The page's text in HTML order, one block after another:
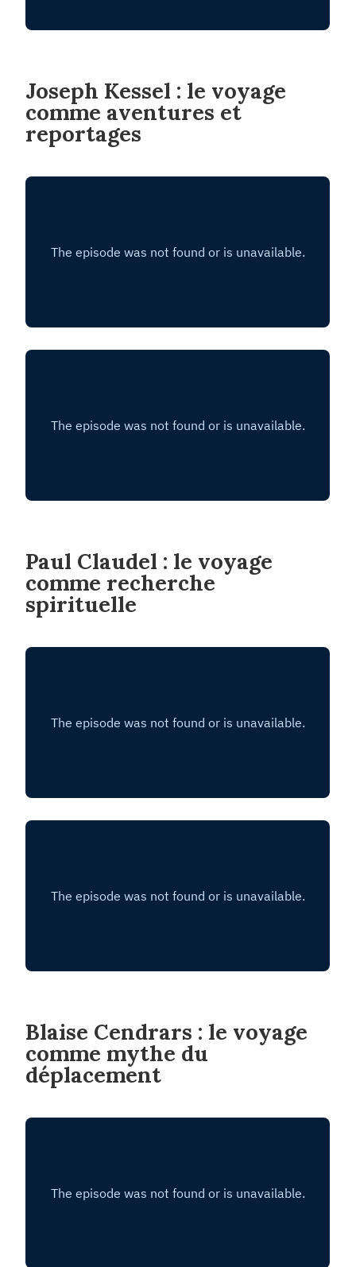
Joseph Kessel : le voyage
comme aventures et
reportages
Paul Claudel : le voyage
comme recherche
spirituelle
Blaise Cendrars : le voyage
comme mythe du
déplacement